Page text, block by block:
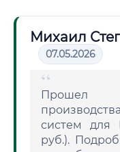
Михаил
07.05.2026
Прошел
систем для
руб.).